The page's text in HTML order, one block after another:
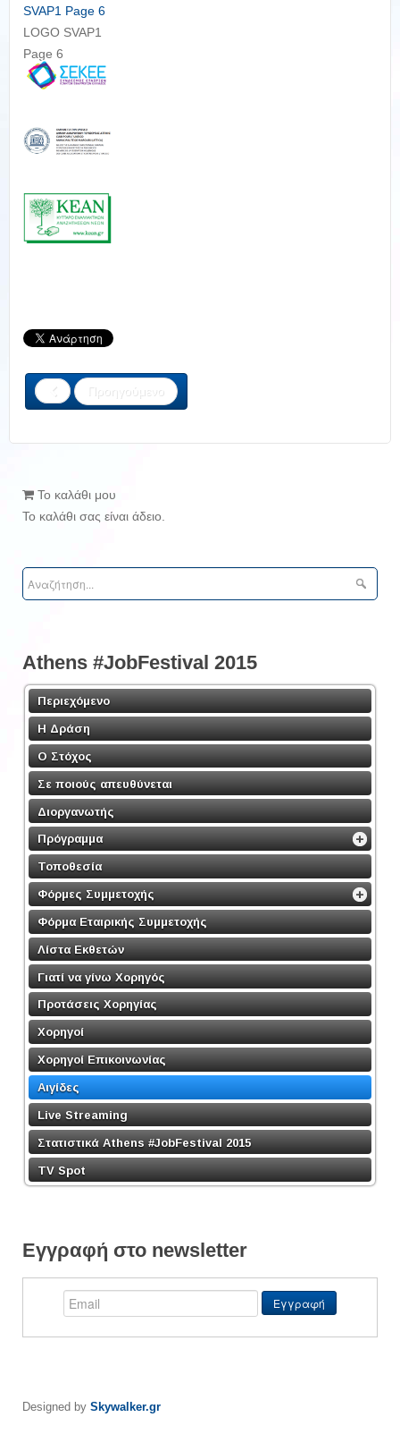
LOGO SVAP1
Page 6
Προηγούμενο
Το καλάθι μου
Το καλάθι σας είναι άδειο.
Athens #JobFestival 2015
Περιεχόμενο
Η Δράση
Ο Στόχος
Σε ποιούς απευθύνεται
Διοργανωτής
Πρόγραμμα
Τοποθεσία
Φόρμες Συμμετοχής
Φόρμα Εταιρικής Συμμετοχής
Λίστα Εκθετών
Γιατί να γίνω Χορηγός
Προτάσεις Χορηγίας
Χορηγοί
Χορηγοί Επικοινωνίας
Αιγίδες
Live Streaming
Στατιστικά Athens #JobFestival 2015
TV Spot
Εγγραφή στο newsletter
Designed by Skywalker.gr